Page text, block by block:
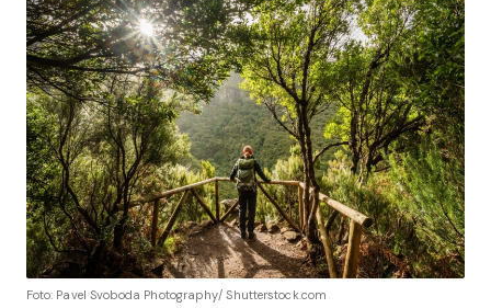
Foto: Pavel Svoboda Photography/ Shutterstock.com